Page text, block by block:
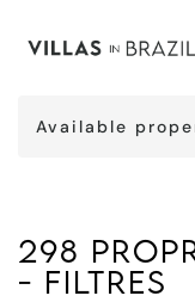
Available
298
- Filtres